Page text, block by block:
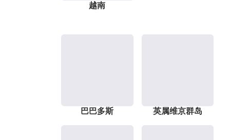
越南
巴巴多斯 英属维京群岛